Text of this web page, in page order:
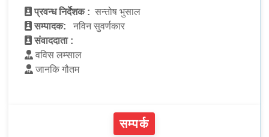
प्रवन्ध निर्देशक : सन्तोष भुसाल
सम्पादक:
नविन सुवर्णकार
संवाददाता :
वविस लम्साल
जानकि गौतम
सम्पर्क